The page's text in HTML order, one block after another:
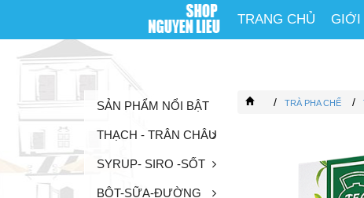
TRANG CHỦ GIỚI
SẢN PHẨM NỔI BẬT
THẠCH - TRÂN CHÂU
SYRUP- SIRO -SỐT
BỘT-SỮA-ĐƯỜNG
/ TRÀ PHA CHẾ /